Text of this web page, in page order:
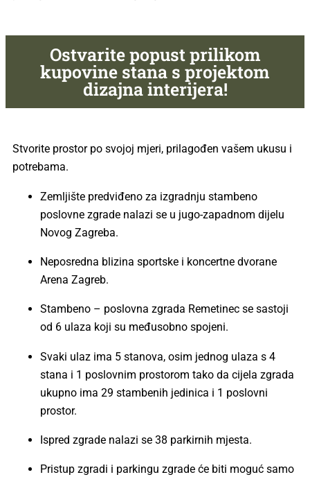
Ostvarite popust prilikom
kupovine stana s projektom
dizajna interijera!
Stvorite prostor po svojoj mjeri, prilagođen vašem ukusu i
potrebama.
Zemljište predviđeno za izgradnju stambeno
poslovne zgrade nalazi se u jugo-zapadnom dijelu
Novog Zagreba.
Neposredna blizina sportske i koncertne dvorane
Arena Zagreb.
Stambeno – poslovna zgrada Remetinec se sastoji
od 6 ulaza koji su međusobno spojeni.
Svaki ulaz ima 5 stanova, osim jednog ulaza s 4
stana i 1 poslovnim prostorom tako da cijela zgrada
ukupno ima 29 stambenih jedinica i 1 poslovni
prostor.
Ispred zgrade nalazi se 38 parkirnih mjesta.
Pristup zgradi i parkingu zgrade će biti moguć samo